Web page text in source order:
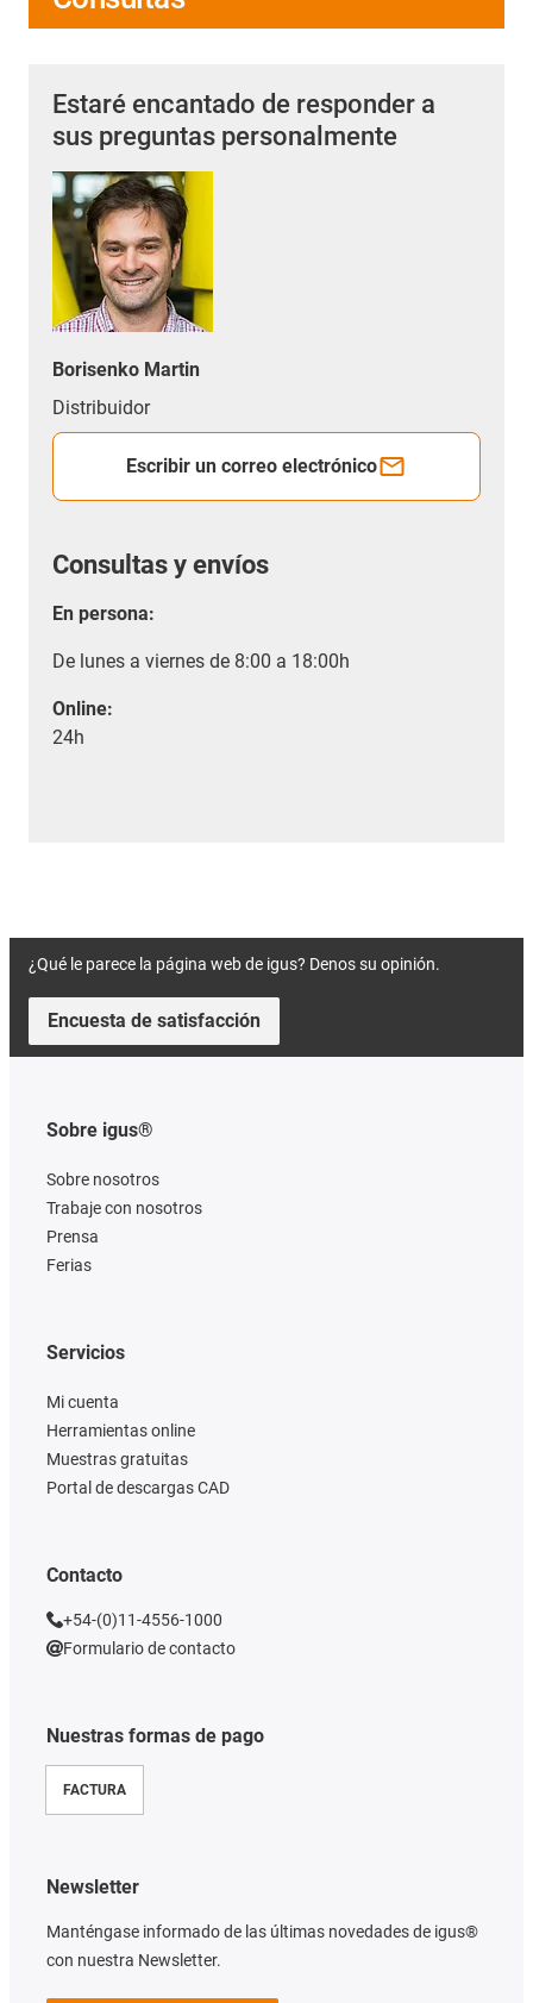
Estaré encantado de responder a
sus preguntas personalmente
Borisenko Martin
Distribuidor
Escribir un correo electrónico
Consultas y envíos
En persona:
De lunes a viernes de 8:00 a 18:00h
Online:
24h
¿Qué le parece la página web de igus? Denos su opinión.
Encuesta de satisfacción
Sobre igus®
Sobre nosotros
Trabaje con nosotros
Prensa
Ferias
Nuestras formas de pago
FACTURA
Servicios
Mi cuenta
Herramientas online
Muestras gratuitas
Portal de descargas CAD
Contacto
+54-(0)11-4556-1000
Formulario de contacto
Newsletter
Manténgase informado de las últimas novedades de igus®
con nuestra Newsletter.